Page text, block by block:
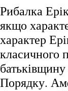
Рибалка
якщо
характер
класичного
Порядку.